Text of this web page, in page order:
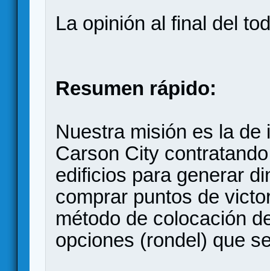
La opinión al final del
Resumen rápido:
Nuestra misión es la
Carson City
edificios para generar
comprar puntos de
método de colocación
opciones (rondel) que